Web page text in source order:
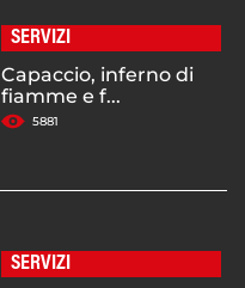
SERVIZI
Capaccio, inferno di
fiamme e f...
5881
SERVIZI